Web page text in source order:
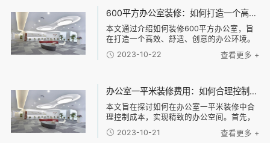
600平方办公室装修：如何打造一个高效、舒适、创意的办公环境？
本文通过介绍如何装修600平方办公室，旨
在打造一个高效、舒适、创意的办公环境。
具体包括以下几个方面：合理布局、舒适家
具、科技智能化和独特创意元素。合理布局
2023-10-22 查看更多 +
办公室一平米装修费用：如何合理控制装修成本，实现精致办公空间的经济建设
本文旨在探讨如何在办公室一平米装修中合
理控制成本，实现精致的办公空间。首先，
必须确立经济建设的中心思想。其次，可以
从四个方面入手：定制化设计、材料选择、
2023-10-21 查看更多 +